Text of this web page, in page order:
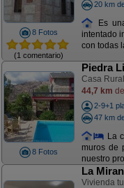
8 Fotos
(1 comentario)
20 km
Es
intentado
con todas
8 Fotos
Piedra
Casa
44,7 km
2-9+1
47 km
La
muros de
nuestro
La
Vivienda